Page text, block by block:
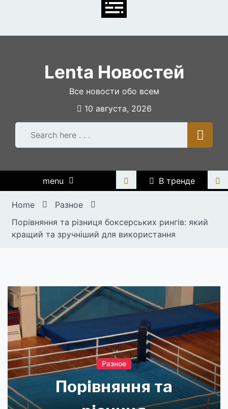
Lenta Новостей
Все новости обо всем
10 августа, 2026
menu В тренде
Home
Разное
Порівняння та різниця боксерських рингів: який
кращий та зручніший для використання
Разное
Порівняння та